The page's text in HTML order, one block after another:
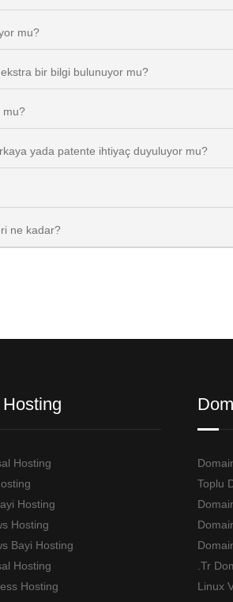
mu?
bir bilgi bulunuyor mu?
mu?
yada patente ihtiyaç duyuluyor mu?
ne kadar?
Hosting
Hosting
Hosting
Bayi Hosting
Hosting
Hosting
Toplu
.Tr
Linux